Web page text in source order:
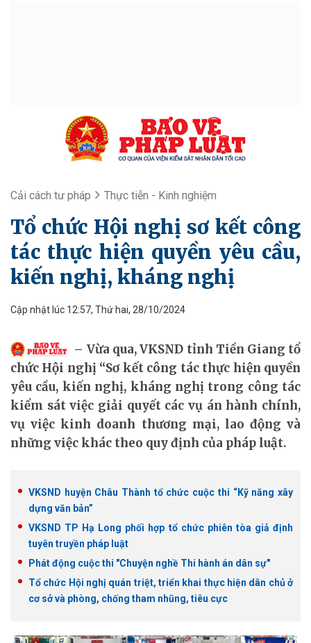
Cải cách tư pháp Thực tiễn - Kinh nghiệm
Tổ chức Hội nghị sơ kết công
tác thực hiện quyền yêu cầu,
kiến nghị, kháng nghị
Cập nhật lúc 12:57, Thứ hai, 28/10/2024
Vừa qua, VKSND tỉnh Tiền Giang tổ
chức Hội nghị “Sơ kết công tác thực hiện quyền
yêu cầu, kiến nghị, kháng nghị trong công tác
kiểm sát việc giải quyết các vụ án hành chính,
vụ việc kinh doanh thương mại, lao động và
những việc khác theo quy định của pháp luật.
VKSND huyện Châu Thành tổ chức cuộc thi “Kỹ năng xây
dựng văn bản”
VKSND TP Hạ Long phối hợp tổ chức phiên tòa giả định
tuyên truyền pháp luật
Phát động cuộc thi "Chuyện nghề Thi hành án dân sự"
Tổ chức Hội nghị quán triệt, triển khai thực hiện dân chủ ở
cơ sở và phòng, chống tham nhũng, tiêu cực